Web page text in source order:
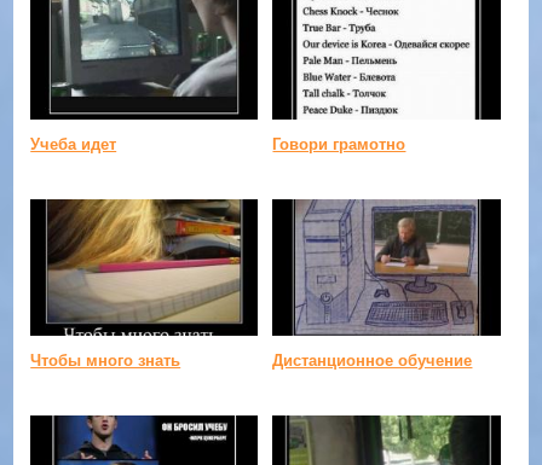
Учеба идет Говори грамотно
Чтобы много знать Дистанционное обучение